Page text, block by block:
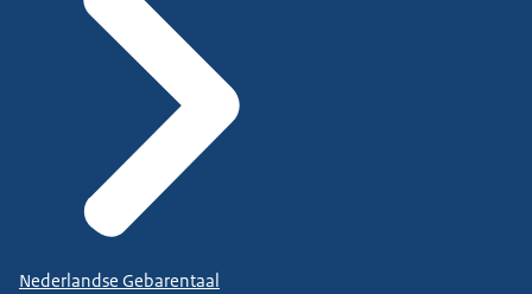
Nederlandse Gebarentaal